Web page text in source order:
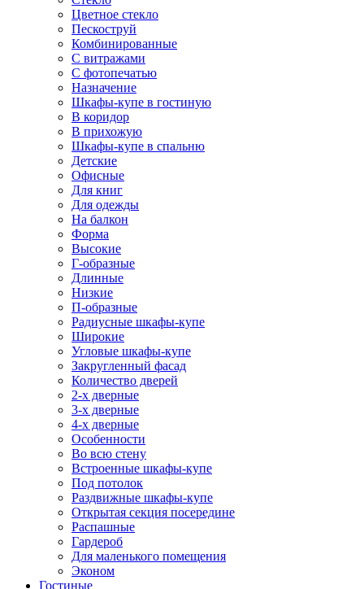
Цветное стекло
Пескоструй
Комбинированные
С витражами
С фотопечатью
Назначение
Шкафы-купе в гостиную
В коридор
В прихожую
Шкафы-купе в спальню
Детские
Офисные
Для книг
Для одежды
На балкон
Форма
Высокие
Г-образные
Длинные
Низкие
П-образные
Радиусные шкафы-купе
Широкие
Угловые шкафы-купе
Закругленный фасад
Количество дверей
2-х дверные
3-х дверные
4-х дверные
Особенности
Во всю стену
Встроенные шкафы-купе
Под потолок
Раздвижные шкафы-купе
Открытая секция посередине
Распашные
Гардероб
Для маленького помещения
Эконом
Гостиные